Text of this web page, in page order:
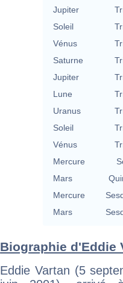
Jupiter
Soleil
Vénus
Saturne
Jupiter
Lune
Uranus
Soleil
Vénus
Mercure
Mars
Mercure
Mars
Biographie d'Eddie
Eddie Vartan (5